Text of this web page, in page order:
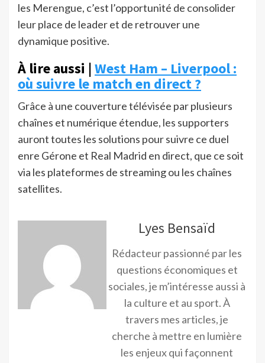
les Merengue, c’est l’opportunité de consolider
leur place de leader et de retrouver une
dynamique positive.
À lire aussi |West Ham – Liverpool :
où suivre le match en direct ?
Grâce à une couverture télévisée par plusieurs
chaînes et numérique étendue, les supporters
auront toutes les solutions pour suivre ce duel
enre Gérone et Real Madrid en direct, que ce soit
via les plateformes de streaming ou les chaînes
satellites.
Lyes Bensaïd
Rédacteur passionné par les
questions économiques et
sociales, je m’intéresse aussi à
la culture et au sport. À
travers mes articles, je
cherche à mettre en lumière
les enjeux qui façonnent